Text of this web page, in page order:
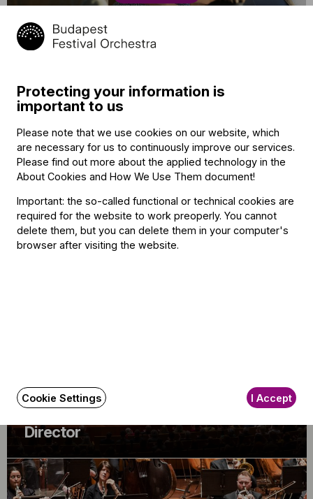
Announcement
The BFO Hosts Another Family Day!
Budapest Festival Orchestra
Director
Protecting your information is
important to us
Please note that we use cookies on our website, which
are necessary for us to continuously improve our services.
Please find out more about the applied technology in the
About Cookies and How We Use Them document!
Important: the so-called functional or technical cookies are
required for the website to work preoperly. You cannot
delete them, but you can delete them in your computer's
browser after visiting the website.
Cookie Settings I Accept